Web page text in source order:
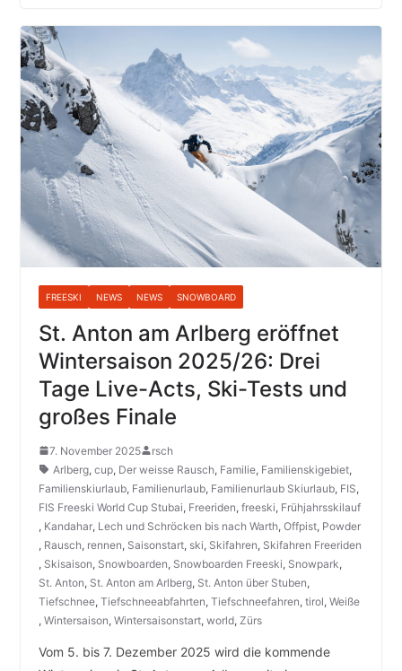
FREESKI NEWS NEWS SNOWBOARD
St. Anton am Arlberg eröffnet
Wintersaison 2025/26: Drei
Tage Live-Acts, Ski-Tests und
großes Finale
7. November 2025
rsch
Arlberg, cup, Der weisse Rausch, Familie, Familienskigebiet,
Familienskiurlaub, Familienurlaub, Familienurlaub Skiurlaub, FIS,
FIS Freeski World Cup Stubai, Freeriden, freeski, Frühjahrsskilauf
, Kandahar, Lech und Schröcken bis nach Warth, Offpist, Powder
, Rausch, rennen, Saisonstart, ski, Skifahren, Skifahren Freeriden
, Skisaison, Snowboarden, Snowboarden Freeski, Snowpark,
St. Anton, St. Anton am Arlberg, St. Anton über Stuben,
Tiefschnee, Tiefschneeabfahrten, Tiefschneefahren, tirol, Weiße
, Wintersaison, Wintersaisonstart, world, Zürs
Vom 5. bis 7. Dezember 2025 wird die kommende